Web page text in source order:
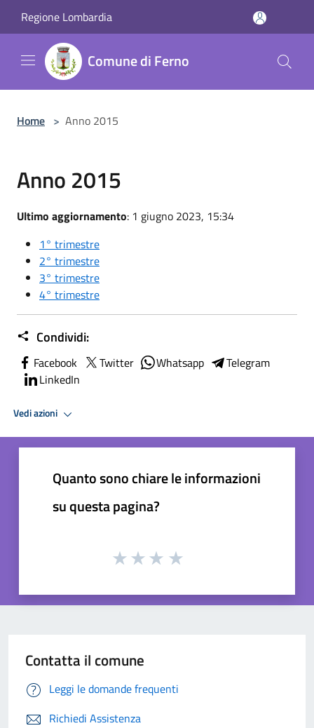
Regione Lombardia
Comune di Ferno
Home > Anno 2015
Anno 2015
Ultimo aggiornamento: 1 giugno 2023, 15:34
1° trimestre
2° trimestre
3° trimestre
4° trimestre
Condividi:
Facebook Twitter Whatsapp
Telegram
LinkedIn
Vedi azioni
Quanto sono chiare le informazioni
su questa pagina?
Contatta il comune
Leggi le domande frequenti
Richiedi Assistenza